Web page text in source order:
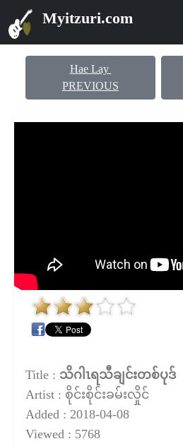
Myitzuri.com
Hae Lay
PREVIOUS
Title : သိဂါၤရသီချင်းတစ်ပုဒ်
Artist : စိုင်းစိုင်းခမ်းလှိုင်
Added : 2018-04-08
Viewed : 5768